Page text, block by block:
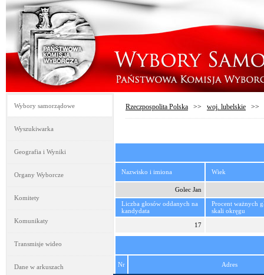
Wybory samorządowe
Wyszukiwarka
Geografia i Wyniki
Organy Wyborcze
Komitety
Komunikaty
Transmisje wideo
Dane w arkuszach
Rzeczpospolita Polska >> woj. lubelskie >>
Nazwisko i imiona Wiek
Golec Jan
Liczba głosów oddanych na
kandydata
Procent ważnych
skali okręgu
17
Nr Adres